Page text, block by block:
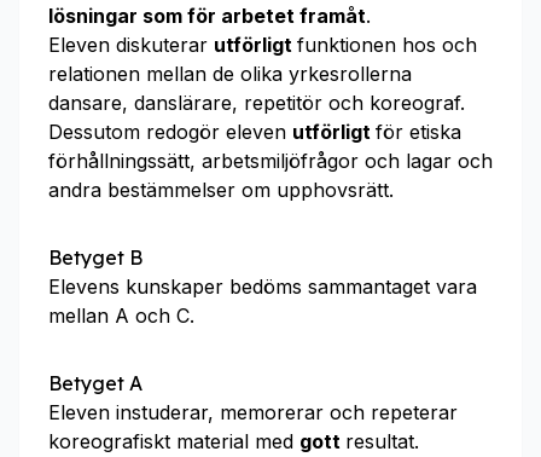
lösningar som för arbetet framåt.
Eleven diskuterar utförligt funktionen hos och
relationen mellan de olika yrkesrollerna
dansare, danslärare, repetitör och koreograf.
Dessutom redogör eleven utförligt för etiska
förhållningssätt, arbetsmiljöfrågor och lagar och
andra bestämmelser om upphovsrätt.
Betyget B
Elevens kunskaper bedöms sammantaget vara
mellan A och C.
Betyget A
Eleven instuderar, memorerar och repeterar
koreografiskt material med gott resultat.